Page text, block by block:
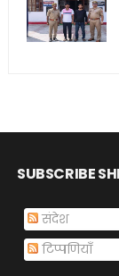
SUBSCRIBE
संदेश
टिप्पणियाँ